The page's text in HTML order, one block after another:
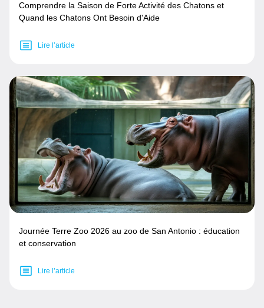
Comprendre la Saison de Forte Activité des Chatons et
Quand les Chatons Ont Besoin d'Aide
Lire l’article
Journée Terre Zoo 2026 au zoo de San Antonio : éducation
et conservation
Lire l’article